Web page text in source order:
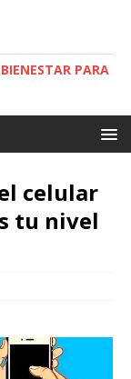
PARA
celular
tu nivel